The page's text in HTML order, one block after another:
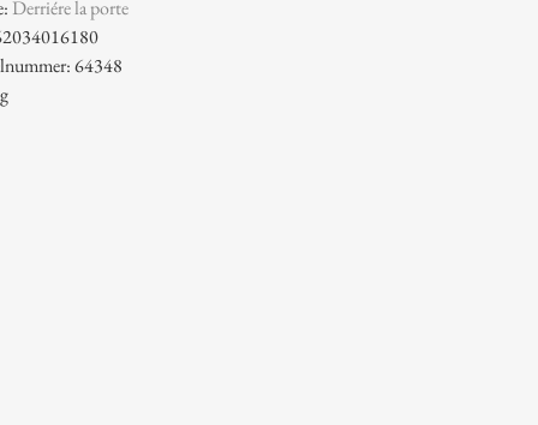
Derriére la porte
64348